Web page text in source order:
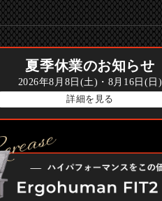
夏季休業のお知らせ
2026年8月8日(土)・8月16日(日)
詳細を見る